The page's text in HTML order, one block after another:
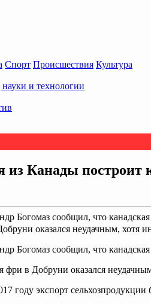
Спорт Происшествия Культура
науки и технологии
Канады построит
Богомаз сообщил, что
оказался неудачным, хотя
Богомаз сообщил, что
в Добруни оказался
году экспорт